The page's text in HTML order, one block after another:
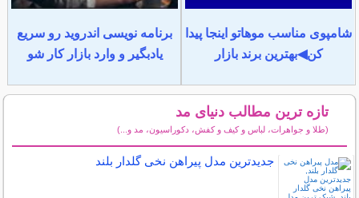
شامپوی مناسب موهاتو اینجا پیدا
کن◀بهترین برند بازار
برنامه نویسی اندروید رو سریع
یادبگیر و وارد بازار کار شو
تازه ترین مطالب دنیای مد
(طلا و جواهرات، لباس و کیف و کفش، دکوراسیون، مد و...)
جدیدترین مدل پیراهن نخی گلدار بلند